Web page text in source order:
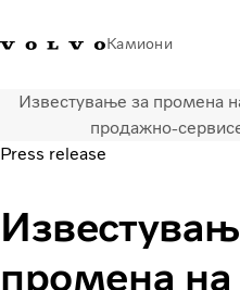
Камиони
Volvo Trucks - Македонија -
Контакти
Камиони
Услуги
Известување за промена
продажно-
Press release
промена на